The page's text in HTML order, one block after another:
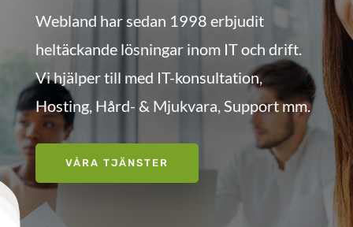
Webland har sedan 1998 erbjudit
heltäckande lösningar inom IT och drift.
Vi hjälper till med IT-konsultation,
Hosting, Hård- & Mjukvara, Support mm.
VÅRA TJÄNSTER